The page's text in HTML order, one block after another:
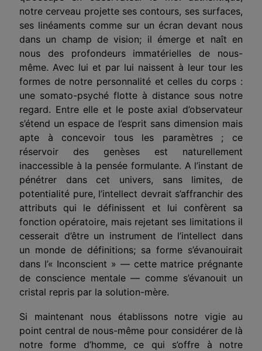
notre cerveau projette ses contours, ses surfaces,
ses linéaments comme sur un écran devant nous
dans un champ de vision; il émerge et naît en
nous des profondeurs immatérielles de nous-
même. Avec lui et par lui naissent à leur tour les
formes de notre personnalité et celles du corps :
une somato-psyché flotte à distance sous notre
regard. Entre elle et le poste axial d’observateur
s’étend un espace de l’esprit sans dimension mais
apte à concevoir tous les paramètres ; ce
réservoir des genèses est naturellement
inaccessible à la pensée formulante. A l’instant de
pénétrer dans cet univers, sans limites, de
potentialité pure, l’intellect devrait s’affranchir des
attributs qui le définissent et lui confèrent sa
fonction opératoire, mais rejetant ses limitations il
cesserait d’être un instrument de l’intellect dans
un monde de définitions; sa forme s’évanouirait
dans l’« Inconscient » — cette matrice prégnante
de conscience mentale — comme s’évanouit un
cristal repris par la solution-mère.
Si maintenant nous établissons notre vigie au
point central de nous-même pour considérer de là
notre forme d’homme, ce qui s’offre à notre